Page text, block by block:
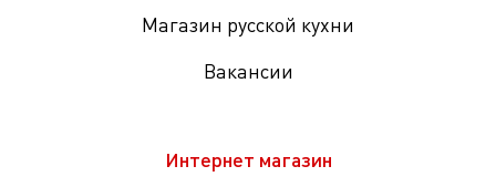
Магазин русской кухни
Вакансии
Интернет магазин